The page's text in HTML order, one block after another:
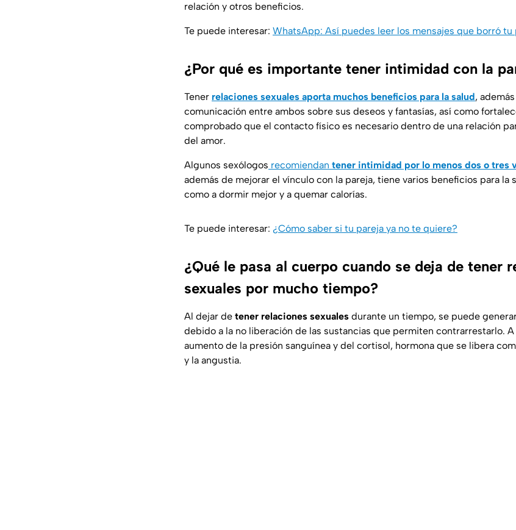
relación y otros beneficios.
Te puede interesar: WhatsApp: Así puedes leer los mensajes que borró tu
¿Por qué es importante tener intimidad con la
Tener relaciones sexuales aporta muchos beneficios para la salud,
comunicación entre ambos sobre sus deseos y fantasías, así como
comprobado que el contacto físico es necesario dentro de una relación
del amor.
Algunos sexólogos recomiendan tener intimidad por lo menos dos o tres
además de mejorar el vínculo con la pareja, tiene varios beneficios para la
como a dormir mejor y a quemar calorías.
Te puede interesar: ¿Cómo saber si tu pareja ya no te quiere?
¿Qué le pasa al cuerpo cuando se deja de tener
sexuales por mucho tiempo?
Al dejar de tener relaciones sexuales durante un tiempo, se puede
debido a la no liberación de las sustancias que permiten contrarrestarlo. A
aumento de la presión sanguínea y del cortisol, hormona que se libera
y la angustia.